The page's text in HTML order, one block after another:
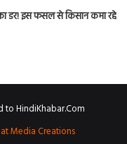
डर! इस फसल से किसान कमा रहे
to HindiKhabar.Com
Media Creations